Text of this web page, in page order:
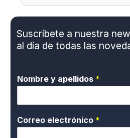
Suscríbete a nuestra
al día de todas las
Nombre y apellidos *
Correo electrónico *